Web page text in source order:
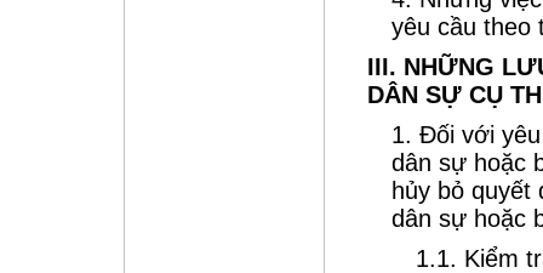
yêu cầu theo
III. NHỮNG
DÂN SỰ CỤ
1. Đối với
dân sự hoặc
hủy bỏ quyết
dân sự hoặc
1.1. Kiểm